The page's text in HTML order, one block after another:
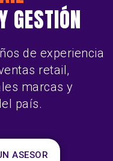
GESTIÓN
de experiencia
retail,
marcas y
país.
ASESOR